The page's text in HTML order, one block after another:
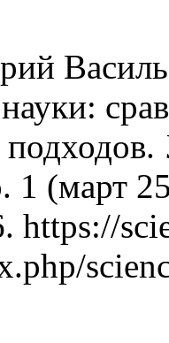
1 (март
https://